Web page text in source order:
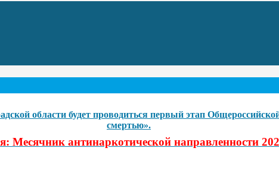
области будет проводиться первый этап
смертью».
Месячник антинаркотической направленности